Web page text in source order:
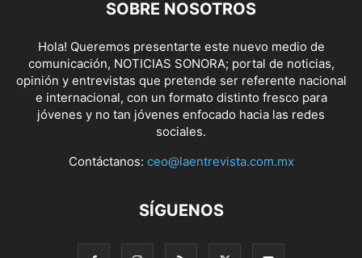
SOBRE NOSOTROS
Hola! Queremos presentarte este nuevo medio de
comunicación, NOTICIAS SONORA; portal de noticias,
opinión y entrevistas que pretende ser referente nacional
e internacional, con un formato distinto fresco para
jóvenes y no tan jóvenes enfocado hacia las redes
sociales.
Contáctanos: ceo@laentrevista.com.mx
SÍGUENOS